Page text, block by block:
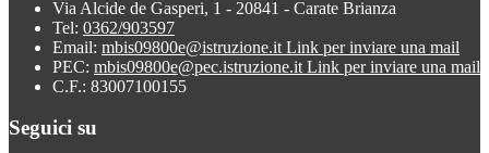
Via Alcide de Gasperi, 1 - 20841 - Carate Brianza
Tel: 0362/903597
Email: mbis09800e@istruzione.it Link per inviare una mail
PEC: mbis09800e@pec.istruzione.it Link per inviare una mail
C.F.: 83007100155
Seguici su